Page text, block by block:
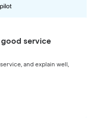
good service
and explain well,